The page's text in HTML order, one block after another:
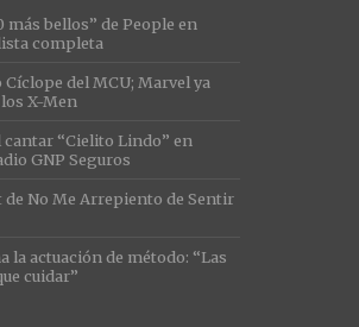
más bellos” de People en
completa
del MCU; Marvel ya
X-Men
“Cielito Lindo” en
GNP Seguros
No Me Arrepiento de Sentir
la actuación de método: “Las
cuidar”